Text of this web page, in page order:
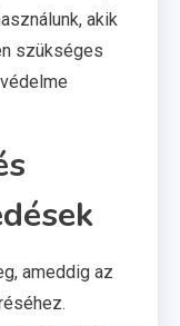
akik
szükséges
ameddig az